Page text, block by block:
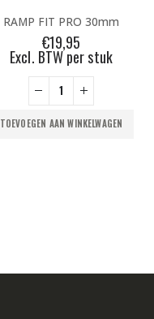
RAMP FIT PRO 30mm
€19,95
Excl. BTW per stuk
TOEVOEGEN AAN WINKELWAGEN